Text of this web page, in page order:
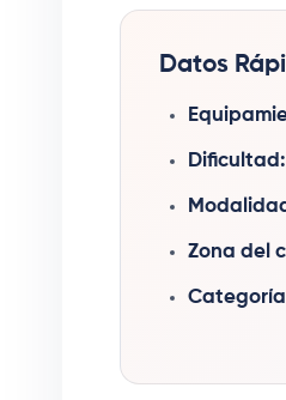
Datos
Dificultad:
Zona del